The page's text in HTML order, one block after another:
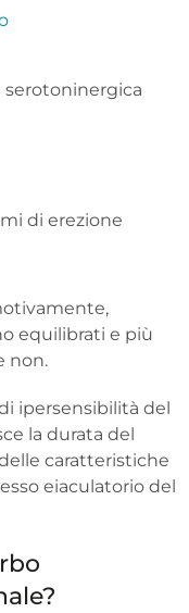
serotoninergica
di erezione
equilibrati e più
non.
ipersensibilità del
la durata del
caratteristiche
eiaculatorio del